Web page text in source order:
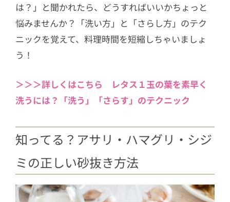
は？」と聞かれたら、どうすればいいかちょっと
悩みませんか？「洗い方」と「さらし方」のテク
ニックを覚えて、料理時間を短縮しちゃいましょ
う！
＞＞＞詳しくはこちら レタス１玉の葉を素早く
洗うには？「洗う」「さらす」のテクニック
知ってる？アサリ・ハマグリ・シジ
ミの正しい砂抜き方法